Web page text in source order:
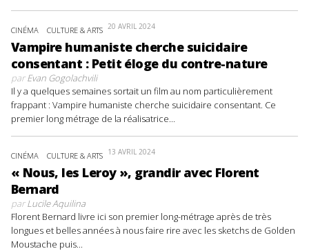
CINÉMA CULTURE & ARTS 20 AVRIL 2024
Vampire humaniste cherche suicidaire
consentant : Petit éloge du contre-nature
parEvan Gogolachvili
Il y a quelques semaines sortait un film au nom particulièrement
frappant : Vampire humaniste cherche suicidaire consentant. Ce
premier long métrage de la réalisatrice...
CINÉMA CULTURE & ARTS 13 AVRIL 2024
« Nous, les Leroy », grandir avec Florent
Bernard
parLucile Aquilina
Florent Bernard livre ici son premier long-métrage après de très
longues et belles années à nous faire rire avec les sketchs de Golden
Moustache puis...